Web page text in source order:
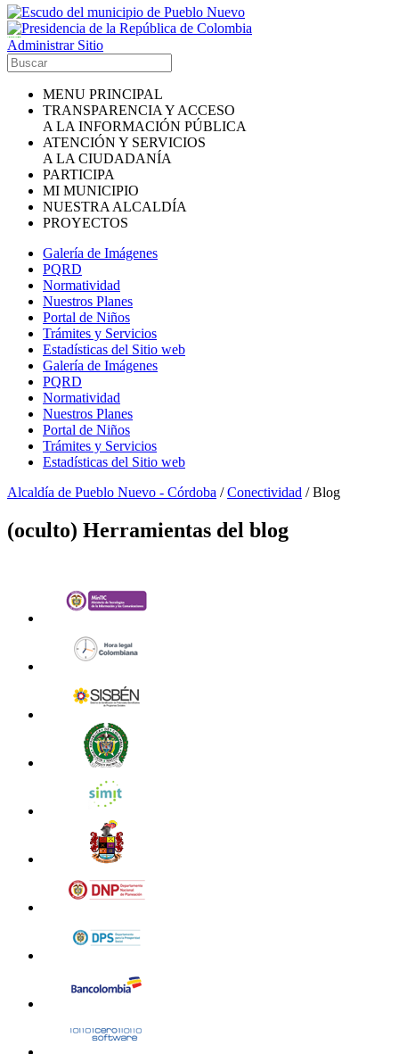
Administrar Sitio
MENU PRINCIPAL
TRANSPARENCIA Y ACCESO
A LA INFORMACIÓN PÚBLICA
ATENCIÓN Y SERVICIOS
A LA CIUDADANÍA
PARTICIPA
MI MUNICIPIO
NUESTRA ALCALDÍA
PROYECTOS
Galería de Imágenes
PQRD
Normatividad
Nuestros Planes
Portal de Niños
Trámites y Servicios
Estadísticas del Sitio web
Galería de Imágenes
PQRD
Normatividad
Nuestros Planes
Portal de Niños
Trámites y Servicios
Estadísticas del Sitio web
Alcaldía de Pueblo Nuevo - Córdoba /Conectividad /Blog
‭(oculto)‬ Herramientas del blog